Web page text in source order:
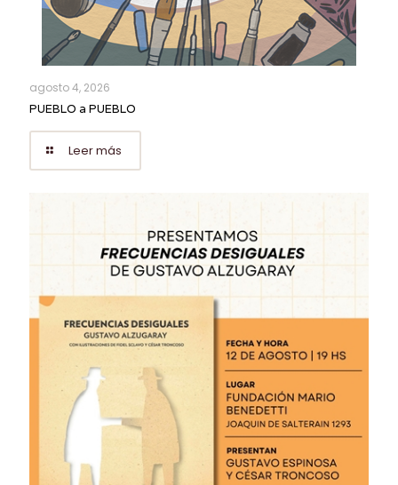
agosto 4, 2026
PUEBLO a PUEBLO
Leer más